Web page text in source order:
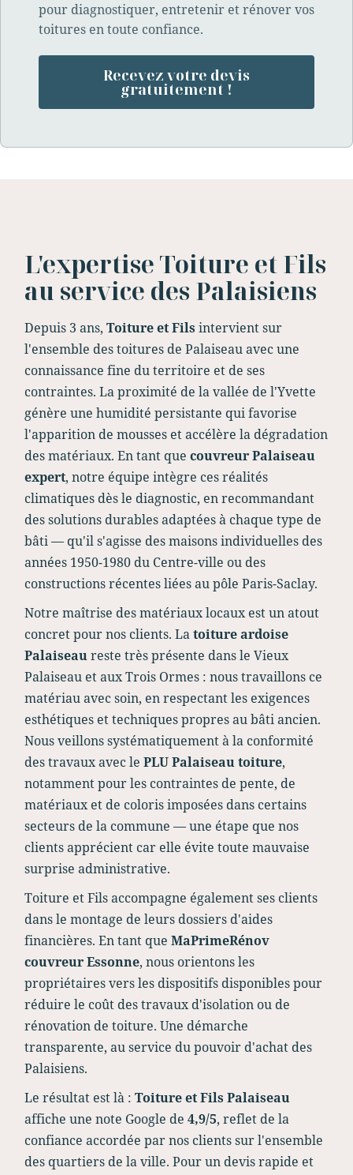
pour diagnostiquer, entretenir et rénover vos
toitures en toute confiance.
Recevez votre devis
gratuitement !
L'expertise Toiture et Fils
au service des Palaisiens
Depuis 3 ans, Toiture et Fils intervient sur
l'ensemble des toitures de Palaiseau avec une
connaissance fine du territoire et de ses
contraintes. La proximité de la vallée de l'Yvette
génère une humidité persistante qui favorise
l'apparition de mousses et accélère la dégradation
des matériaux. En tant que couvreur Palaiseau
expert, notre équipe intègre ces réalités
climatiques dès le diagnostic, en recommandant
des solutions durables adaptées à chaque type de
bâti — qu'il s'agisse des maisons individuelles des
années 1950-1980 du Centre-ville ou des
constructions récentes liées au pôle Paris-Saclay.
Notre maîtrise des matériaux locaux est un atout
concret pour nos clients. Latoiture ardoise
Palaiseaureste très présente dans le Vieux
Palaiseau et aux Trois Ormes : nous travaillons ce
matériau avec soin, en respectant les exigences
esthétiques et techniques propres au bâti ancien.
Nous veillons systématiquement à la conformité
des travaux avec le PLU Palaiseau toiture,
notamment pour les contraintes de pente, de
matériaux et de coloris imposées dans certains
secteurs de la commune — une étape que nos
clients apprécient car elle évite toute mauvaise
surprise administrative.
Toiture et Fils accompagne également ses clients
dans le montage de leurs dossiers d'aides
financières. En tant que MaPrimeRénov
couvreur Essonne, nous orientons les
propriétaires vers les dispositifs disponibles pour
réduire le coût des travaux d'isolation ou de
rénovation de toiture. Une démarche
transparente, au service du pouvoir d'achat des
Palaisiens.
Le résultat est là : Toiture et Fils Palaiseau
affiche une note Google de 4,9/5, reflet de la
confiance accordée par nos clients sur l'ensemble
des quartiers de la ville. Pour un devis rapide et